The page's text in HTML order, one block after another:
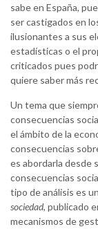
sabe en España,
ser castigados en
ilusionantes a sus
estadísticas o el
criticados pues
quiere saber más
Un tema que
consecuencias
el ámbito de la
consecuencias
es abordarla desde
consecuencias
tipo de análisis es
sociedad, publicado
mecanismos de